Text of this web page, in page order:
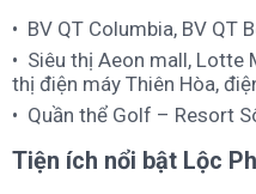
BV QT Columbia, BV QT
Siêu thị Aeon mall, Lotte
thị điện máy Thiên Hòa,
Quần thể Golf – Resort
Tiện ích nổi bật Lộc